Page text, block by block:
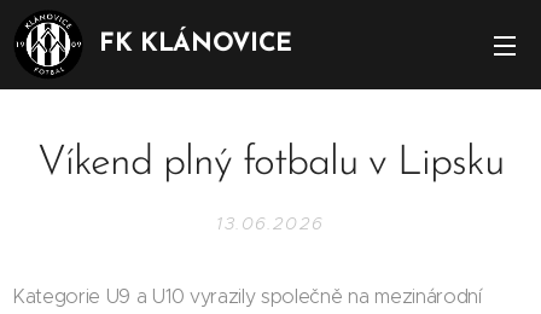
FK KLÁNOVICE
Víkend plný fotbalu v Lipsku
13.06.2026
Kategorie U9 a U10 vyrazily společně na mezinárodní